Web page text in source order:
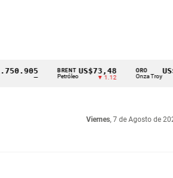
BRENT
Petróleo
US$73,48
▼ 1.12
ORO
Onza Troy
Viernes, 7 de Agosto de